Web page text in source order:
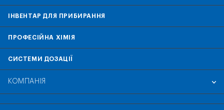
ІНВЕНТАР ДЛЯ ПРИБИРАННЯ
ПРОФЕСІЙНА ХІМІЯ
СИСТЕМИ ДОЗАЦІЇ
КОМПАНІЯ